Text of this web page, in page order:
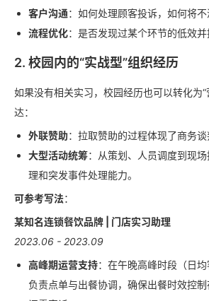
客户沟通：如何处理顾客投诉，如何将不
流程优化：是否发现过某个环节的低效并
2. 校园内的“实战型”组织经历
如果没有相关实习，校园经历也可以转化为“
达：
外联赞助：拉取赞助的过程体现了商务谈
大型活动统筹：从策划、人员调度到现
理和突发事件处理能力。
可参考写法：
某知名连锁餐饮品牌 | 门店实习助理
2023.06 - 2023.09
高峰期运营支持：在午晚高峰时段（日
负责点单与出餐协调，确保出餐时效控